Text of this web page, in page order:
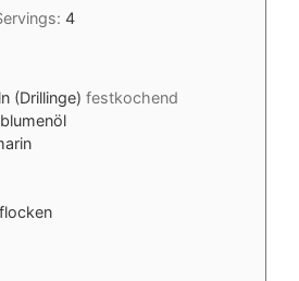
4
(Drillinge) festkochend